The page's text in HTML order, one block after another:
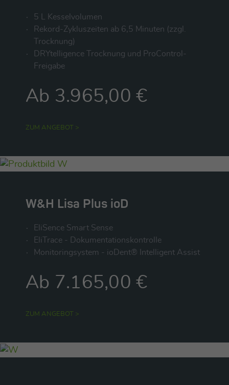
5 L Kesselvolumen
Rekord-Zykluszeiten ab 6,5 Minuten (zzgl.
Trocknung)
DRYtelligence Trocknung und ProControl-
Freigabe
Ab 3.965,00 €
ZUM ANGEBOT >
W&H Lisa Plus ioD
EliSence Smart Sense
EliTrace - Dokumentationskontrolle
Monitoringsystem - ioDent® Intelligent Assist
Ab 7.165,00 €
ZUM ANGEBOT >